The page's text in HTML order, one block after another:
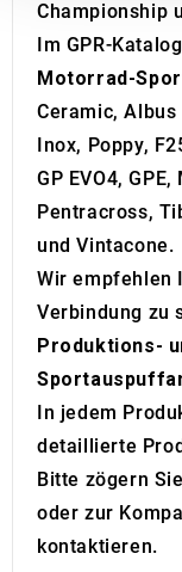
our social media,
may combine it
provided to them
of their services.
Championship
Im GPR-
Motorrad-
Ceramic, Albus
Inox, Poppy,
GP EVO4,
Pentracross,
und Vintacone.
Wir empfehlen
Verbindung zu
Produktions-
In jedem
detaillierte
Bitte zögern
oder zur
kontaktieren.